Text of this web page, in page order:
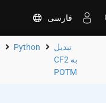
فارسی
Python
تبدیل
CF2 به
POTM